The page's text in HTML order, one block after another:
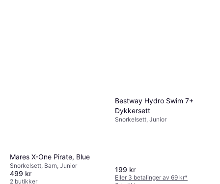
Mares X-One Pirate, Blue
Snorkelsett, Barn, Junior
499 kr
2 butikker
Bestway Hydro Swim 7+
Dykkersett
Snorkelsett, Junior
199 kr
Eller 3 betalinger av 69 kr*